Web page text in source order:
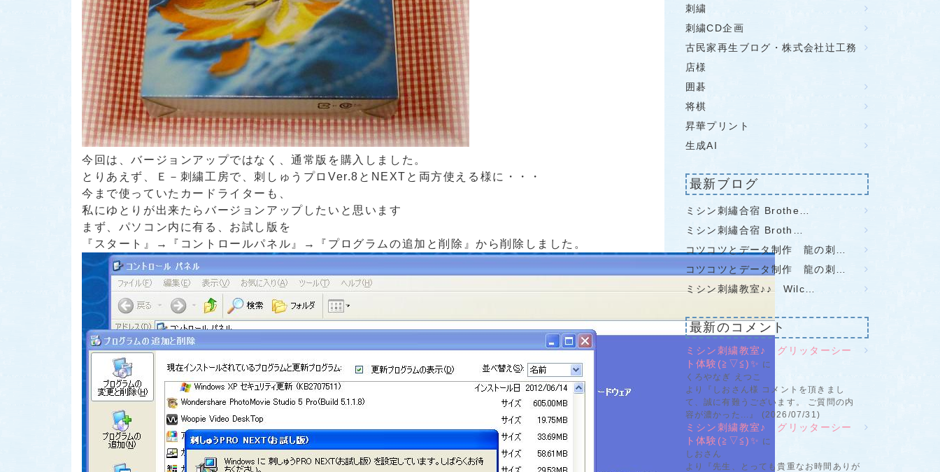
今回は、バージョンアップではなく、通常版を購入しました。
とりあえず、Ｅ－刺繍工房で、刺しゅうプロVer.8とNEXTと両方使える様に・・・
今まで使っていたカードライターも、
私にゆとりが出来たらバージョンアップしたいと思います
まず、パソコン内に有る、お試し版を
『スタート』→『コントロールパネル』→『プログラムの追加と削除』から削除しました。
刺繍
刺繍CD企画
古民家再生ブログ・株式会社辻工務
店様
囲碁
将棋
昇華プリント
生成AI
最新ブログ
ミシン刺繡合宿 Brothe…
ミシン刺繡合宿 Broth…
コツコツとデータ制作 龍の刺…
コツコツとデータ制作 龍の刺…
ミシン刺繍教室♪♪ Wilc…
最新のコメント
ミシン刺繍教室♪ グリッターシー
ト体験(≧▽≦)✨ に
くろやなぎ えつこ
より『しおさん様 コメントを頂きまし
て、誠に有難うございます。 ご質問の内
容が濃かった...』 (2026/07/31)
ミシン刺繍教室♪ グリッターシー
ト体験(≧▽≦)✨ に
しおさん
より『先生、とっても貴重なお時間ありが